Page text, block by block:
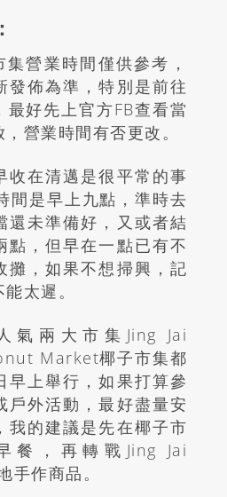
營業時間僅供參考，
發佈為準，特別是前往
最好先上官方FB查看當
營業時間有否更改。
收在清邁是很平常的事
間是早上九點，準時去
還未準備好，又或者結
點，但早在一點已有不
攤，如果不想掃興，記
太遲。
氣兩大市集Jing Jai
Market椰子市集都
早上舉行，如果打算參
戶外活動，最好盡量安
我的建議是先在椰子市
餐，再轉戰Jing Jai
手作商品。